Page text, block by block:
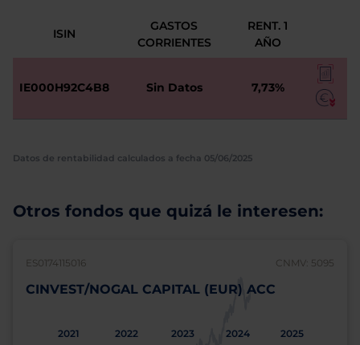
ISIN
GASTOS
CORRIENTES
RENT. 1
AÑO
IE000H92C4B8 Sin Datos 7,73%
Datos de rentabilidad calculados a fecha 05/06/2025
Otros fondos que quizá le interesen:
ES0174115016 CNMV: 5095
CINVEST/NOGAL CAPITAL (EUR) ACC
2021 2022 2023 2024 2025